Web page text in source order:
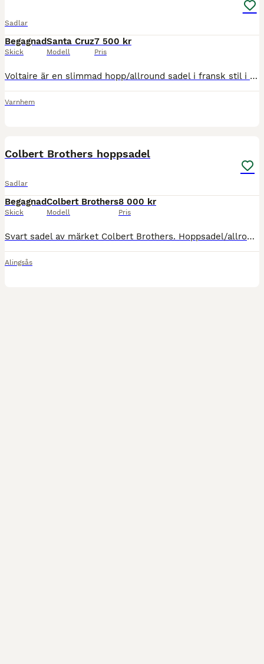
Sadlar
Begagnad
Skick
Santa Cruz
Modell
7 500 kr
Pris
Voltaire är en slimmad hopp/allround sadel i fransk stil i märket Colbert Brothers/ Santa Cruz. Fin sadel toppskick. Finns på Axevalla Hästcentrum. Har använts på D-ponny Welsh Cob https://share.goo
Varnhem
Colbert Brothers hoppsadel
Sadlar
Begagnad
Skick
Colbert Brothers
Modell
8 000 kr
Pris
Svart sadel av märket Colbert Brothers. Hoppsadel/allround mot hopp. Har fått lite märken efter sadelgjorden, se bild.
Alingsås